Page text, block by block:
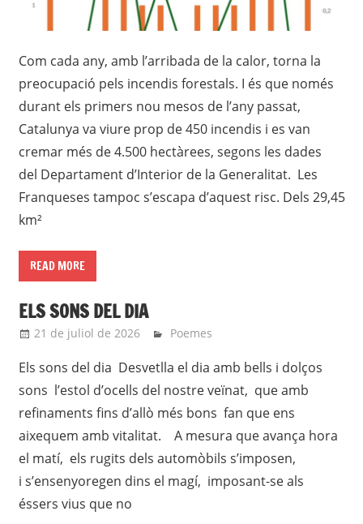
Com cada any, amb l’arribada de la calor, torna la
preocupació pels incendis forestals. I és que només
durant els primers nou mesos de l’any passat,
Catalunya va viure prop de 450 incendis i es van
cremar més de 4.500 hectàrees, segons les dades
del Departament d’Interior de la Generalitat. Les
Franqueses tampoc s’escapa d’aquest risc. Dels 29,45
km²
READ MORE
ELS SONS DEL DIA
21 de juliol de 2026 Eli
Poemes
Els sons del dia Desvetlla el dia amb bells i dolços
sons l’estol d’ocells del nostre veïnat, que amb
refinaments fins d’allò més bons fan que ens
aixequem amb vitalitat. A mesura que avança hora
el matí, els rugits dels automòbils s’imposen,
i s’ensenyoregen dins el magí, imposant-se als
éssers vius que no